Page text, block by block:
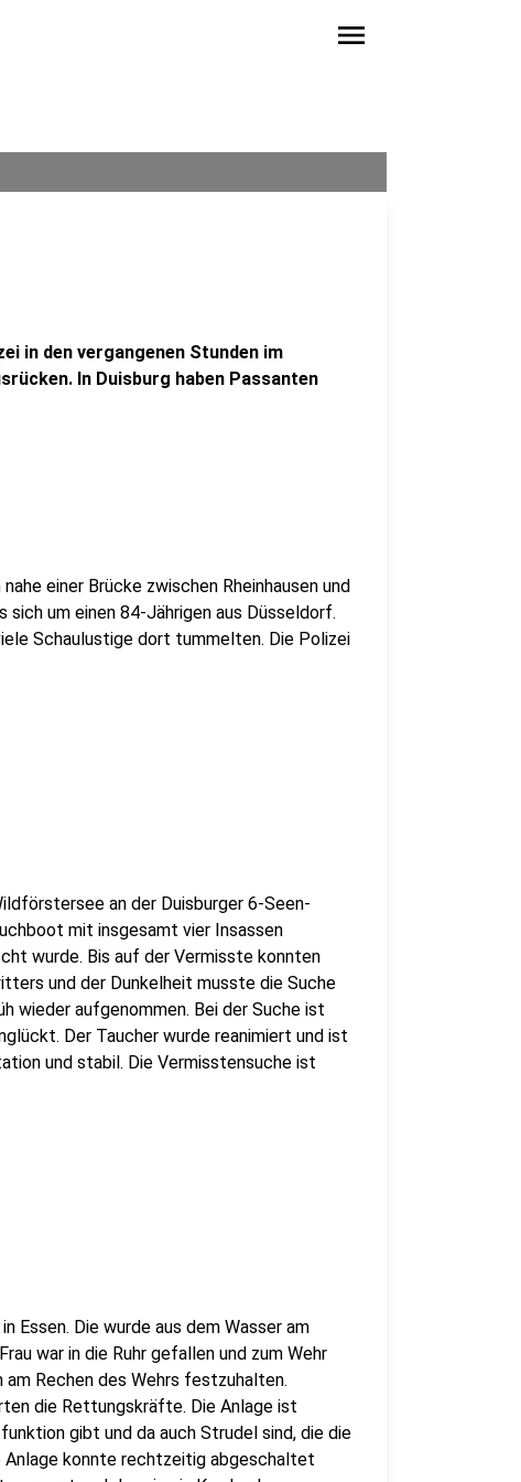
menu
in den vergangenen Stunden im
In Duisburg haben Passanten
einer Brücke zwischen Rheinhausen und
um einen 84-Jährigen aus Düsseldorf.
Schaulustige dort tummelten. Die Polizei
an der Duisburger 6-Seen-
mit insgesamt vier Insassen
wurde. Bis auf der Vermisste konnten
und der Dunkelheit musste die Suche
wieder aufgenommen. Bei der Suche ist
Der Taucher wurde reanimiert und ist
und stabil. Die Vermisstensuche ist
Essen. Die wurde aus dem Wasser am
war in die Ruhr gefallen und zum Wehr
Rechen des Wehrs festzuhalten.
die Rettungskräfte. Die Anlage ist
gibt und da auch Strudel sind, die die
Anlage konnte rechtzeitig abgeschaltet